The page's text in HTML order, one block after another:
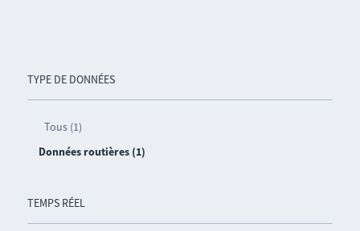
TYPE DE DONNÉES
Tous (1)
Données routières (1)
TEMPS RÉEL